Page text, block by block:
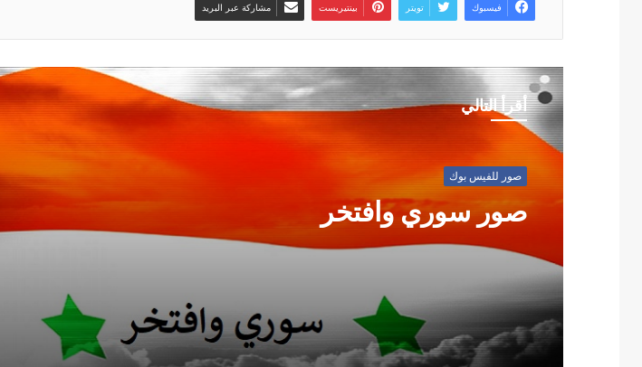
فيسبوك تويتر بينتيريست مشاركة عبر البريد
أقرأ التالي
صور للفيس بوك
صور سوري وافتخر
رمضان احلى مع ولادي